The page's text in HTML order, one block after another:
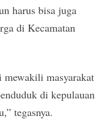
harus bisa juga
di Kecamatan
masyarakat
di kepulauan
tegasnya.